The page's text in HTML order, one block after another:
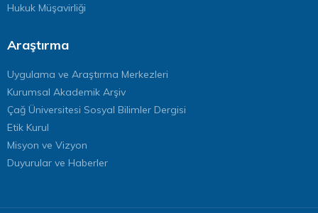
Hukuk Müşavirliği
Araştırma
Uygulama ve Araştırma Merkezleri
Kurumsal Akademik Arşiv
Çağ Üniversitesi Sosyal Bilimler Dergisi
Etik Kurul
Misyon ve Vizyon
Duyurular ve Haberler